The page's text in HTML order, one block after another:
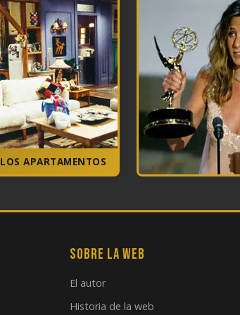
LOS APARTAMENTOS
Sobre la web
El autor
Historia de la web